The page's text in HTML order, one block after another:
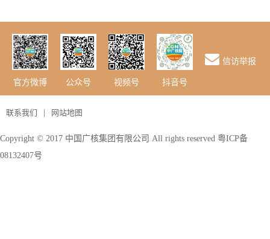
官方微博 公众号 视频号 抖音号
信访举报
联系我们 网站地图
Copyright © 2017 中国广核集团有限公司 All rights reserved 粤ICP备
08132407号